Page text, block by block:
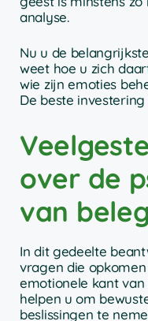
analyse.
Nu u de
weet hoe u zich
wie zijn emoties
De beste
over de
van
In dit gedeelte
vragen die
emotionele kant
helpen u om
beslissingen te